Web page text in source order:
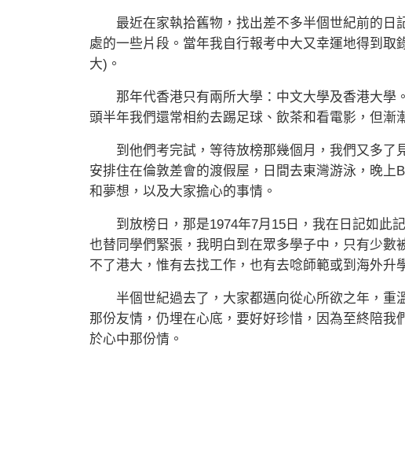
最近在家執拾舊物，找出差不多半個世紀前的日
處的一些片段。當年我自行報考中大又幸運地得到
大)。
那年代香港只有兩所大學：中文大學及香港大學
頭半年我們還常相約去踢足球、飲茶和看電影，但漸
到他們考完試，等待放榜那幾個月，我們又多了
安排住在倫敦差會的渡假屋，日間去東灣游泳，晚上
和夢想，以及大家擔心的事情。
到放榜日，那是1974年7月15日，我在日記如此
也替同學們緊張，我明白到在眾多學子中，只有少
不了港大，惟有去找工作，也有去唸師範或到海外升
半個世紀過去了，大家都邁向從心所欲之年，重
那份友情，仍埋在心底，要好好珍惜，因為至終陪
於心中那份情。